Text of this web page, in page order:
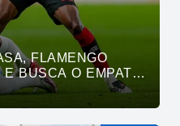
FLAMENGO
BUSCA O EMPATE